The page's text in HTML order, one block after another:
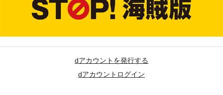
dアカウントを発行する
dアカウントログイン